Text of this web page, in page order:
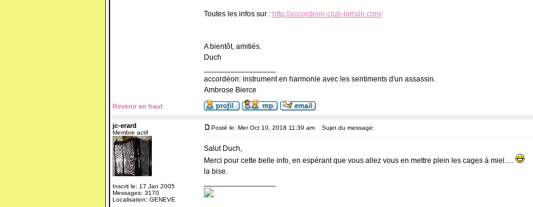
Toutes les infos sur : http://accordeon-club-lorrain.com/
A bientôt, amitiés.
Duch
accordéon: instrument en harmonie avec les sentiments d'un assassin.
Ambrose Bierce
Revenir en haut
jc-erard
Membre actif
Inscrit le: 17 Jan 2005
Messages: 3170
Localisation: GENEVE
Posté le: Mer Oct 10, 2018 11:39 am Sujet du message:
Salut Duch,
Merci pour cette belle info, en espérant que vous allez vous en mettre plein les cages à miel.....
la bise.